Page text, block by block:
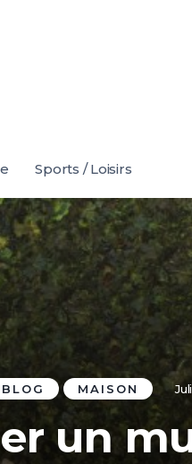
Sports / Loisirs
MAISON
un